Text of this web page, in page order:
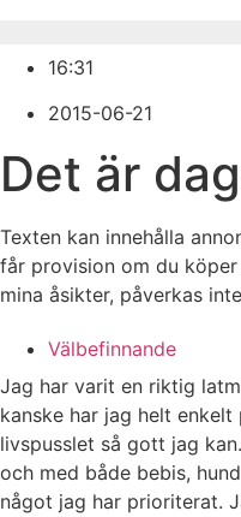
16:31
2015-06-21
Det är
Texten kan innehålla
får provision om du
mina åsikter, påverkas
Välbefinnande
Jag har varit en riktig
kanske har jag helt
livspusslet så gott jag
och med både bebis,
något jag har prioriterat.